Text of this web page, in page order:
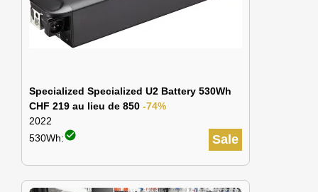
Specialized Specialized U2 Battery 530Wh
CHF 219 au lieu de 850 -74%
2022
Sale
530Wh:check_circle